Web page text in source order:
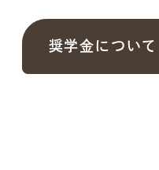
奨学金につい